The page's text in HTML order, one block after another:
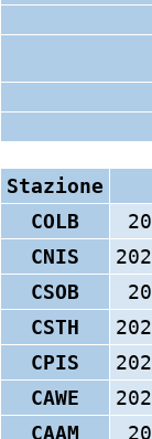
Stazione
COLB
CNIS
CSOB
CSTH
CPIS
CAWE
CAAM